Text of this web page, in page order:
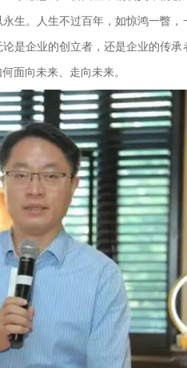
生。人生不过百年，如惊鸿一瞥
是企业的创立者，还是企业的传
面向未来、走向未来。